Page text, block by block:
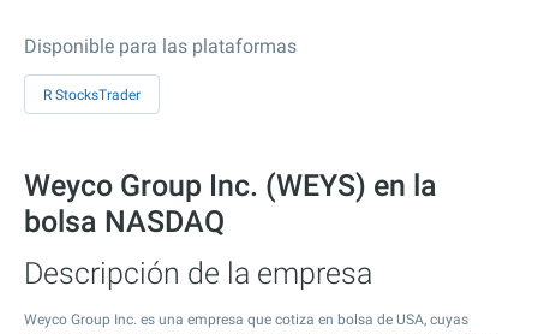
Disponible para las plataformas
R StocksTrader
Weyco Group Inc. (WEYS) en la
bolsa NASDAQ
Descripción de la empresa
Weyco Group Inc. es una empresa que cotiza en bolsa de USA, cuyas